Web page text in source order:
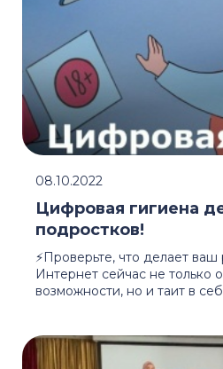
⚡️Проверьте, что делает ваш
Интернет сейчас не только
возможности, но и таит в
Цифровая гигиена
подростков!
08.10.2022